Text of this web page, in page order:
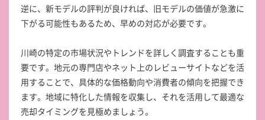
逆に、新モデルの評判が良ければ、旧モデルの価値が急激に
下がる可能性もあるため、早めの対応が必要です。
川崎の特定の市場状況やトレンドを詳しく調査することも重
要です。地元の専門店やネット上のレビューサイトなどを活
用することで、具体的な価格動向や消費者の傾向を把握でき
ます。地域に特化した情報を収集し、それを活用して最適な
売却タイミングを見極めましょう。